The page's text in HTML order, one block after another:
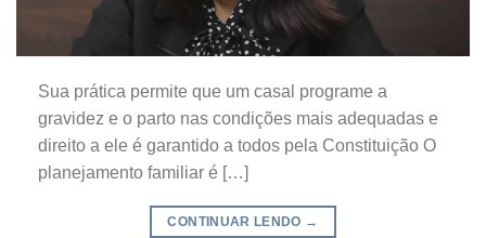
Sua prática permite que um casal programe a
gravidez e o parto nas condições mais adequadas e
direito a ele é garantido a todos pela Constituição O
planejamento familiar é […]
CONTINUAR LENDO →